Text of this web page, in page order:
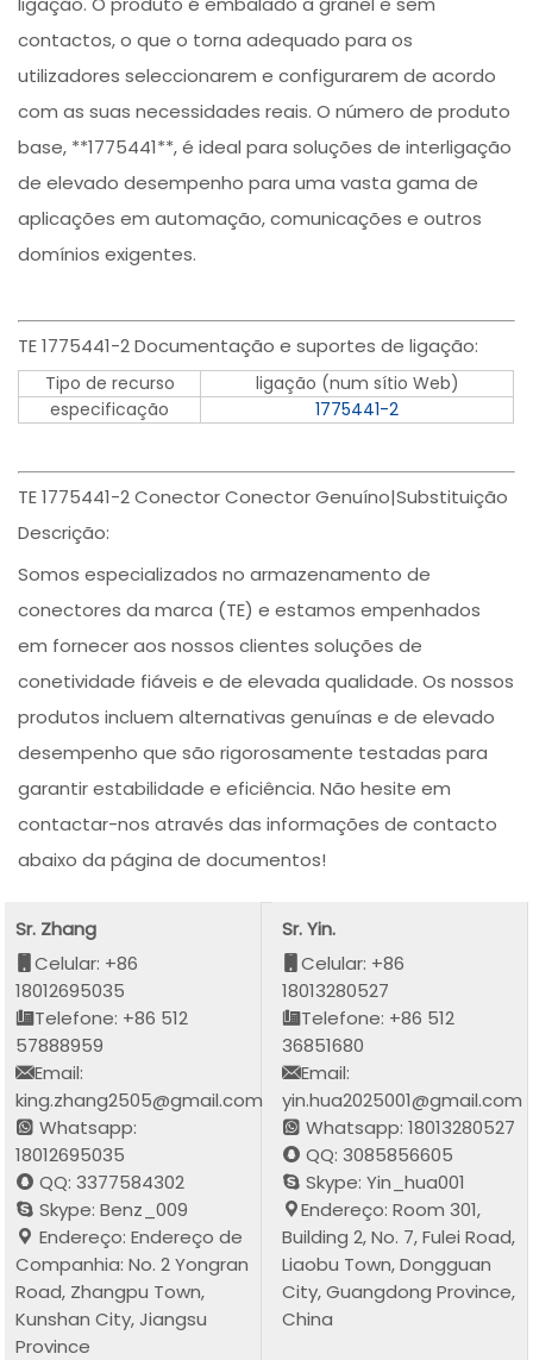
contactos, o que o torna adequado para os
utilizadores seleccionarem e configurarem de acordo
com as suas necessidades reais. O número de produto
base, **1775441**, é ideal para soluções de interligação
de elevado desempenho para uma vasta gama de
aplicações em automação, comunicações e outros
domínios exigentes.
TE 1775441-2 Documentação e suportes de ligação:
Tipo de recurso
ligação (num sítio Web)
especificação
1775441-2
TE 1775441-2 Conector Conector Genuíno|Substituição
Descrição:
Somos especializados no armazenamento de
conectores da marca (TE) e estamos empenhados
em fornecer aos nossos clientes soluções de
conetividade fiáveis e de elevada qualidade. Os nossos
produtos incluem alternativas genuínas e de elevado
desempenho que são rigorosamente testadas para
garantir estabilidade e eficiência. Não hesite em
contactar-nos através das informações de contacto
abaixo da página de documentos!
Sr. Zhang
Celular: +86
18012695035
Telefone: +86 512
57888959
Email:
king.zhang2505@gmail.com
Whatsapp:
18012695035
QQ: 3377584302
Skype: Benz_009
Endereço: Endereço de
Companhia: No. 2 Yongran
Road, Zhangpu Town,
Kunshan City, Jiangsu
Province
Sr. Yin.
Celular: +86
18013280527
Telefone: +86 512
36851680
Email:
yin.hua2025001@gmail.com
Whatsapp: 18013280527
QQ: 3085856605
Skype: Yin_hua001
Endereço: Room 301,
Building 2, No. 7, Fulei Road,
Liaobu Town, Dongguan
City, Guangdong Province,
China